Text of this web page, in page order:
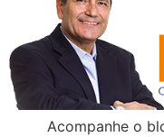
Acompanhe o